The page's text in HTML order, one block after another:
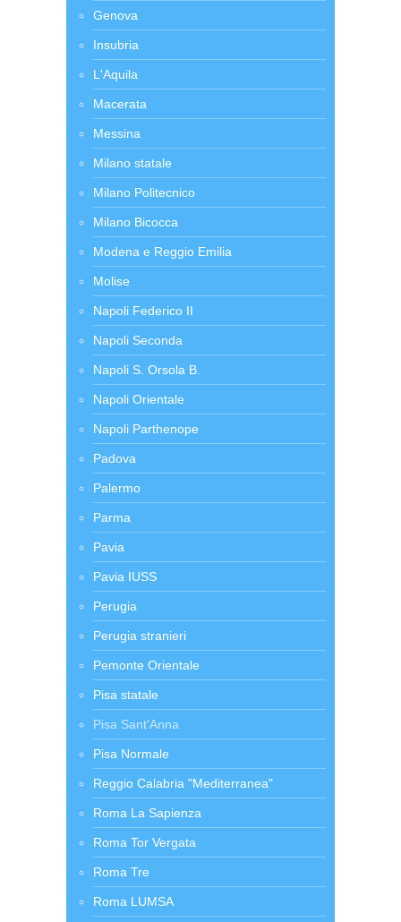
Genova
Insubria
L'Aquila
Macerata
Messina
Milano statale
Milano Politecnico
Milano Bicocca
Modena e Reggio Emilia
Molise
Napoli Federico II
Napoli Seconda
Napoli S. Orsola B.
Napoli Orientale
Napoli Parthenope
Padova
Palermo
Parma
Pavia
Pavia IUSS
Perugia
Perugia stranieri
Pemonte Orientale
Pisa statale
Pisa Sant'Anna
Pisa Normale
Reggio Calabria "Mediterranea"
Roma La Sapienza
Roma Tor Vergata
Roma Tre
Roma LUMSA